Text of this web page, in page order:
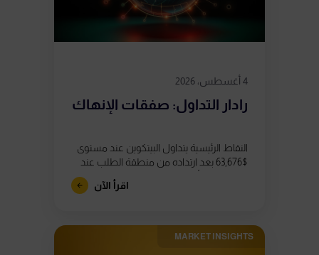
4 أغسطس، 2026
رادار التداول: صفقات الإنهاك
النقاط الرئيسية يتداول البيتكوين عند مستوى
$63,676 بعد ارتداده من منطقة الطلب عند
$62,800، إلا أن ظهور ثلاثة تباعدات هبوطية
اقرأ الآن
MARKET INSIGHTS​